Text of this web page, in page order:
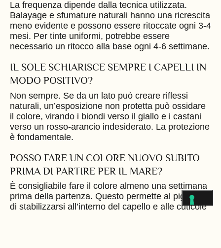
La frequenza dipende dalla tecnica utilizzata.
Balayage e sfumature naturali hanno una ricrescita
meno evidente e possono essere ritoccate ogni 3-4
mesi. Per tinte uniformi, potrebbe essere
necessario un ritocco alla base ogni 4-6 settimane.
IL SOLE SCHIARISCE SEMPRE I CAPELLI IN
MODO POSITIVO?
Non sempre. Se da un lato può creare riflessi
naturali, un’esposizione non protetta può ossidare
il colore, virando i biondi verso il giallo e i castani
verso un rosso-arancio indesiderato. La protezione
è fondamentale.
POSSO FARE UN COLORE NUOVO SUBITO
PRIMA DI PARTIRE PER IL MARE?
È consigliabile fare il colore almeno una settimana
prima della partenza. Questo permette al pigmento
di stabilizzarsi all’interno del capello e alle cuticole